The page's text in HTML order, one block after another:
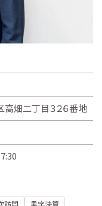
畑二丁目３２６番地
訪問 黒字決算